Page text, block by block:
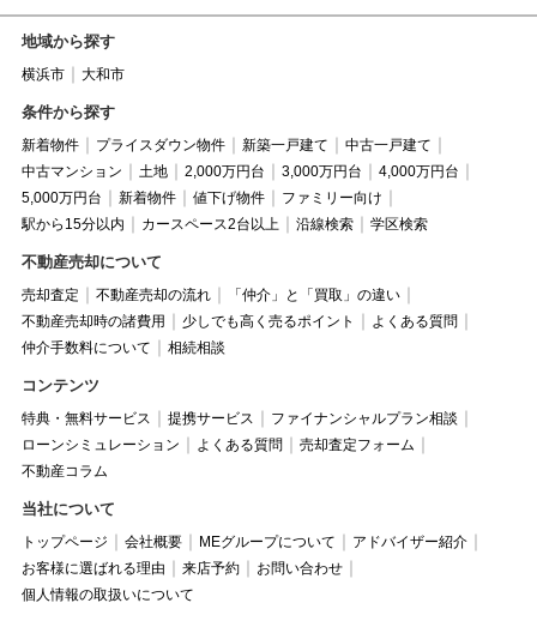
地域から探す
横浜市 大和市
条件から探す
新着物件 プライスダウン物件 新築一戸建て
中古一戸建て
中古マンション
土地 2,000万円台 3,000万円台
4,000万円台
5,000万円台
新着物件 値下げ物件
ファミリー向け
駅から15分以内
カースペース2台以上 沿線検索 学区検索
不動産売却について
売却査定 不動産売却の流れ
「仲介」と「買取」の違い
不動産売却時の諸費用
少しでも高く売るポイント
よくある質問
仲介手数料について
相続相談
コンテンツ
特典・無料サービス 提携サービス
ファイナンシャルプラン相談
ローンシミュレーション
よくある質問
売却査定フォーム
不動産コラム
当社について
トップページ 会社概要 MEグループについて
アドバイザー紹介
お客様に選ばれる理由
来店予約
お問い合わせ
個人情報の取扱いについて